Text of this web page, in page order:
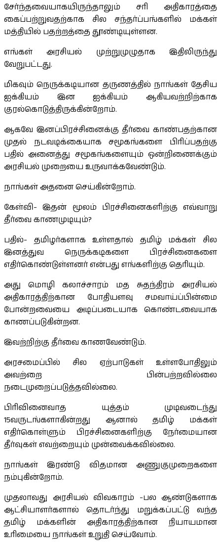
சேர்ந்தவையாகயிருந்தாலும் சரி அதிகாரத்தை
கைப்பற்றுவதற்காக சில சந்தர்ப்பங்களில் மக்கள்
மத்தியில் பதற்றத்தை தூண்டியுள்ளன.
எங்கள் அரசியல் முற்றுமுழுதாக இதிலிருந்து
வேறுபட்டது.
மிகவும் நெருக்கடியான தருணத்தில் நாங்கள் தேசிய
ஐக்கியம் இன ஐக்கியம் ஆகியவற்றிற்காக
குரல்கொடுத்திருக்கின்றோம்.
ஆகவே இனப்பிரச்சினைக்கு தீர்வை காண்பதற்கான
முதல் நடவடிக்கையாக சமூகங்களை பிரிப்பதற்கு
பதில் அனைத்து சமூகங்களையும் ஒன்றிணைக்கும்
அரசியல் முறையை உருவாக்கவேண்டும்.
நாங்கள் அதனை செய்கின்றோம்.
கேள்வி- இதன் மூலம் பிரச்சினைகளிற்கு எவ்வாறு
தீர்வை காணமுடியும்?
பதில்- தமிழர்களாக உள்ளதால் தமிழ் மக்கள் சில
இனத்துவ நெருக்கடிகளை பிரச்சினைகளை
எதிர்கொண்டுள்ளனர் என்பது எங்களிற்கு தெரியும்.
அது மொழி கலாச்சாரம் மத சுதந்திரம் அரசியல்
அதிகாரத்திற்கான போதியளவு சமவாய்ப்பின்மை
போன்றவையை அடிப்படையாக கொண்டவையாக
காணப்படுகின்றன.
இவற்றிற்கு தீர்வை காணவேண்டும்.
அரசமைப்பில் சில ஏற்பாடுகள் உள்ளபோதிலும்
அவற்றை பின்பற்றவில்லை
நடைமுறைப்படுத்தவில்லை.
பிரிவினைவாத யுத்தம் முடிவடைந்து
15வருடங்களாகின்றது ஆனால் தமிழ் மக்கள்
எதிர்கொள்ளும் பிரச்சினைகளிற்கு நேர்மையான
தீர்வுகள் எவற்றையும் முன்வைக்கவில்லை.
நாங்கள் இரண்டு விதமான அணுகுமுறைகளை
நம்புகின்றோம்.
முதலாவது அரசியல் விவகாரம் -பல ஆண்டுகளாக
ஆட்சியாளர்களால் தொடர்ந்து மறுக்கப்பட்டு வந்த
தமிழ் மக்களின் அதிகாரத்திற்கான நியாயமான
உரிமையை நாங்கள் உறுதி செய்வோம்.